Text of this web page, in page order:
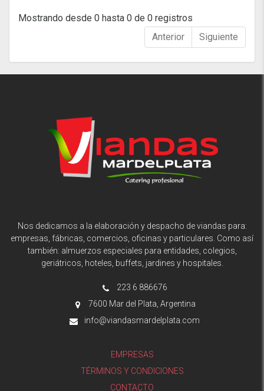
Mostrando desde 0 hasta 0 de 0 registros
Anterior
Siguiente
Nos dedicamos a la elaboración y despacho de viandas para:
empresas, fábricas, comercios, oficinas y particulares. Como así
también: almuerzos especiales para entidades, colegios,
geriátricos, hoteles, buffets, jardines y hospitales.
223 6 886676
7600 Mar del Plata, Argentina
info@viandasmardelplata.com
EMPRESAS
TÉRMINOS Y CONDICIONES
CONTACTO